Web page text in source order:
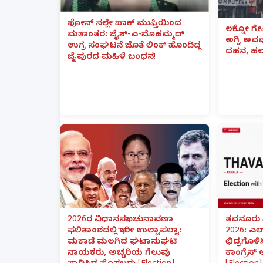
ಫೋನ್ ನಲ್ಲೇ ಪಾಕ್ ಮುಫ್ತಿಯಿಂದ
ಮತಾಂತರ: ಜೈಶ್-ಎ-ಮೊಹಮ್ಮದ್
ಉಗ್ರ ಸಂಘಟನೆ ಜೊತೆ ಲಿಂಕ್ ಹೊಂದಿದ್ದ
ಜೈಪುರದ ಮಹಿಳೆ ಬಂಧನ!
ಲಕ್ನೋ
ಅಗ್ನಿ
ದಹನ,
2026ರ ವಿಧಾನಸಭಾ ಚುನಾವಣಾ
ಫಲಿತಾಂಶದಲ್ಲಿ ಭಾರೀ ಉಲ್ಟಾಪಲ್ಟಾ:
ಮಕಾಡೆ ಮಲಗಿದ ಘಟಾನುಘಟಿ
ನಾಯಕರು, ಅಚ್ಚರಿಯ ಗೆಲುವು
ತವನೂರು
2026: